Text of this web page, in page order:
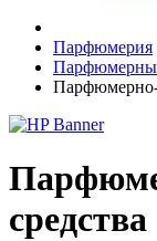
Парфюмерия
Парфюмерно-
средства